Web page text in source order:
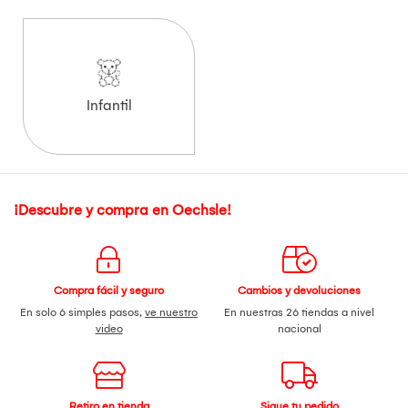
Infantil
¡Descubre y compra en Oechsle!
Compra fácil y seguro
En solo 6 simples pasos, ve nuestro
video
Cambios y devoluciones
En nuestras 26 tiendas a nivel
nacional